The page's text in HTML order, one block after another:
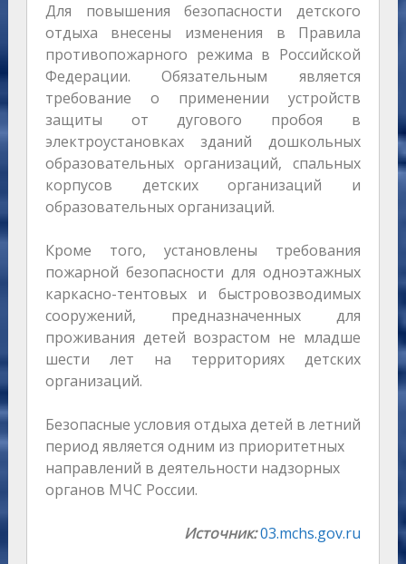
Для повышения безопасности детского
отдыха внесены изменения в Правила
противопожарного режима в Российской
Федерации. Обязательным является
требование о применении устройств
защиты от дугового пробоя в
электроустановках зданий дошкольных
образовательных организаций, спальных
корпусов детских организаций и
образовательных организаций.
Кроме того, установлены требования
пожарной безопасности для одноэтажных
каркасно-тентовых и быстровозводимых
сооружений, предназначенных для
проживания детей возрастом не младше
шести лет на территориях детских
организаций.
Безопасные условия отдыха детей в летний
период является одним из приоритетных
направлений в деятельности надзорных
органов МЧС России.
Источник:03.mchs.gov.ru